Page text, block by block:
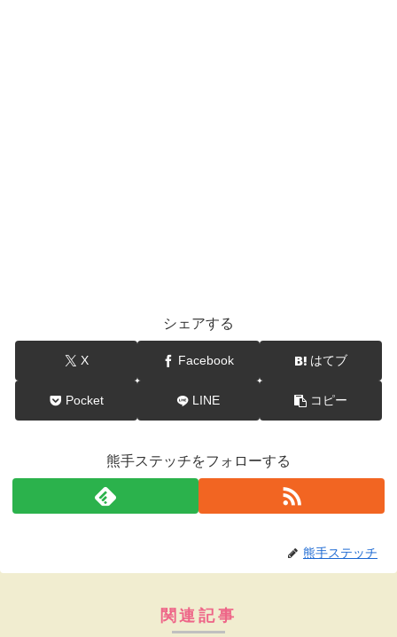
シェアする
X Facebook はてブ
Pocket LINE コピー
熊手ステッチをフォローする
熊手ステッチ
関連記事